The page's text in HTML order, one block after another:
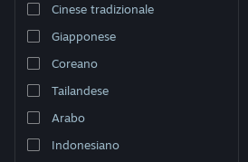
Cambia la lingua
Ottieni l'app mobile di Steam
Visualizza il sito web per desktop
Cinese tradizionale
Giapponese
Coreano
Tailandese
Arabo
Indonesiano
0 risultati corrispondono alla tua ricerca. 1
in base alle tue preferenze.